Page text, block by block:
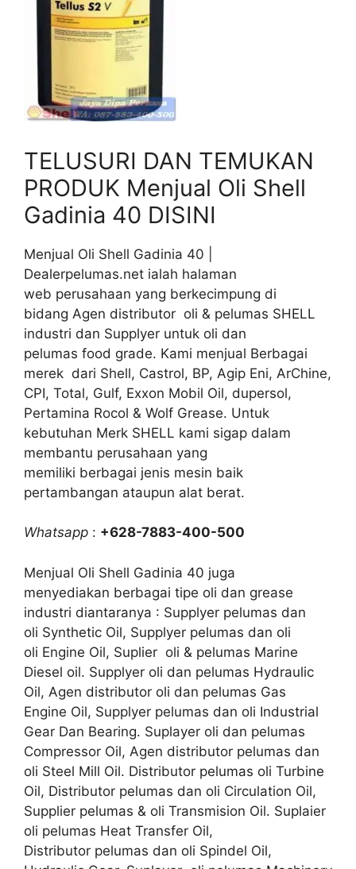
TELUSURI DAN TEMUKAN
PRODUK Menjual Oli Shell
Gadinia 40 DISINI
Menjual Oli Shell Gadinia 40 |
Dealerpelumas.net ialah halaman
web perusahaan yang berkecimpung di
bidang Agen distributor oli & pelumas SHELL
industri dan Supplyer untuk oli dan
pelumas food grade. Kami menjual Berbagai
merek dari Shell, Castrol, BP, Agip Eni, ArChine,
CPI, Total, Gulf, Exxon Mobil Oil, dupersol,
Pertamina Rocol & Wolf Grease. Untuk
kebutuhan Merk SHELL kami sigap dalam
membantu perusahaan yang
memiliki berbagai jenis mesin baik
pertambangan ataupun alat berat.
Whatsapp : +628-7883-400-500
Menjual Oli Shell Gadinia 40 juga
menyediakan berbagai tipe oli dan grease
industri diantaranya : Supplyer pelumas dan
oli Synthetic Oil, Supplyer pelumas dan oli
oli Engine Oil, Suplier oli & pelumas Marine
Diesel oil. Supplyer oli dan pelumas Hydraulic
Oil, Agen distributor oli dan pelumas Gas
Engine Oil, Supplyer pelumas dan oli Industrial
Gear Dan Bearing. Suplayer oli dan pelumas
Compressor Oil, Agen distributor pelumas dan
oli Steel Mill Oil. Distributor pelumas oli Turbine
Oil, Distributor pelumas dan oli Circulation Oil,
Supplier pelumas & oli Transmision Oil. Suplaier
oli pelumas Heat Transfer Oil,
Distributor pelumas dan oli Spindel Oil,